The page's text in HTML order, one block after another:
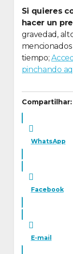
Si quieres
hacer un
gravedad,
tiempo;
pinchando
Compartilhar:
WhatsApp
Facebook
E-mail